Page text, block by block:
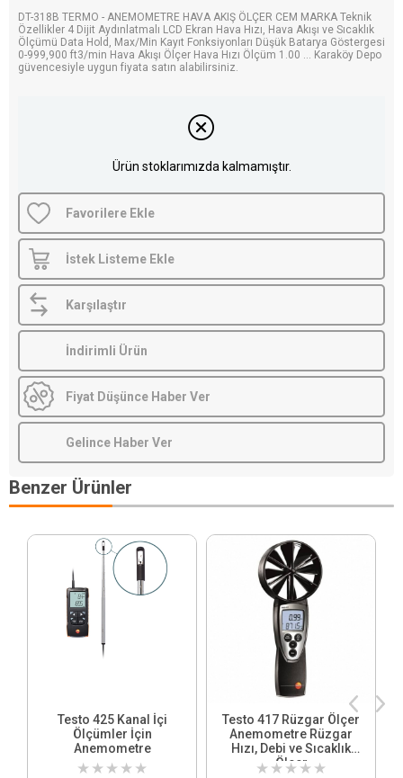
DT-318B TERMO - ANEMOMETRE HAVA AKIŞ ÖLÇER CEM MARKA Teknik
Özellikler 4 Dijit Aydınlatmalı LCD Ekran Hava Hızı, Hava Akışı ve Sıcaklık
Ölçümü Data Hold, Max/Min Kayıt Fonksiyonları Düşük Batarya Göstergesi
0-999,900 ft3/min Hava Akışı Ölçer Hava Hızı Ölçüm 1.00 ... Karaköy Depo
güvencesiyle uygun fiyata satın alabilirsiniz.
Ürün stoklarımızda kalmamıştır.
Favorilere Ekle
İstek Listeme Ekle
Karşılaştır
İndirimli Ürün
Fiyat Düşünce Haber Ver
Gelince Haber Ver
Benzer Ürünler
Testo 425 Kanal İçi
Ölçümler İçin
Anemometre
★ ★ ★ ★ ★
Testo 417 Rüzgar Ölçer
Anemometre Rüzgar
Hızı, Debi ve Sıcaklık
Ölçer
★ ★ ★ ★ ★